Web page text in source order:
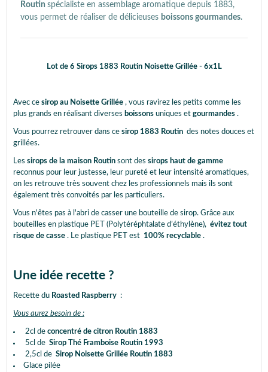
Routin spécialiste en assemblage aromatique depuis 1883,
vous permet de réaliser de délicieuses boissons gourmandes.
Lot de 6 Sirops 1883 Routin Noisette Grillée - 6x1L
Avec ce sirop au Noisette Grillée , vous ravirez les petits comme les
plus grands en réalisant diverses boissons uniques et gourmandes .
Vous pourrez retrouver dans ce sirop 1883 Routin des notes douces et
grillées.
Les sirops de la maison Routin sont des sirops haut de gamme
reconnus pour leur justesse, leur pureté et leur intensité aromatiques,
on les retrouve très souvent chez les professionnels mais ils sont
également très convoités par les particuliers.
Vous n'êtes pas à l'abri de casser une bouteille de sirop. Grâce aux
bouteilles en plastique PET (Polytéréphtalate d’éthylène), évitez tout
risque de casse . Le plastique PET est 100% recyclable .
Une idée recette ?
Recette du Roasted Raspberry :
Vous aurez besoin de :
2cl de concentré de citron Routin 1883
5cl de Sirop Thé Framboise Routin 1993
2,5cl de Sirop Noisette Grillée Routin 1883
Glace pilée